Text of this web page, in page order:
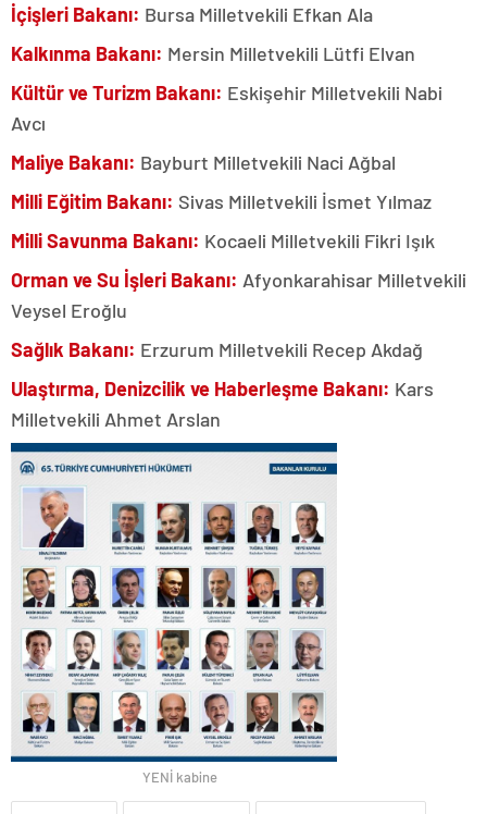
İçişleri Bakanı: Bursa Milletvekili Efkan Ala
Kalkınma Bakanı: Mersin Milletvekili Lütfi Elvan
Kültür ve Turizm Bakanı: Eskişehir Milletvekili Nabi
Avcı
Maliye Bakanı: Bayburt Milletvekili Naci Ağbal
Milli Eğitim Bakanı: Sivas Milletvekili İsmet Yılmaz
Milli Savunma Bakanı: Kocaeli Milletvekili Fikri Işık
Orman ve Su İşleri Bakanı: Afyonkarahisar Milletvekili
Veysel Eroğlu
Sağlık Bakanı: Erzurum Milletvekili Recep Akdağ
Ulaştırma, Denizcilik ve Haberleşme Bakanı: Kars
Milletvekili Ahmet Arslan
YENİ kabine